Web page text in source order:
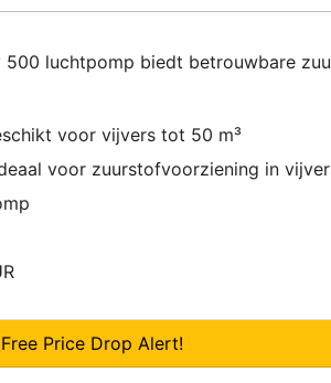
500 luchtpomp biedt betrouwbare
voor vijvers tot 50 m³
voor zuurstofvoorziening in
Price Drop Alert!